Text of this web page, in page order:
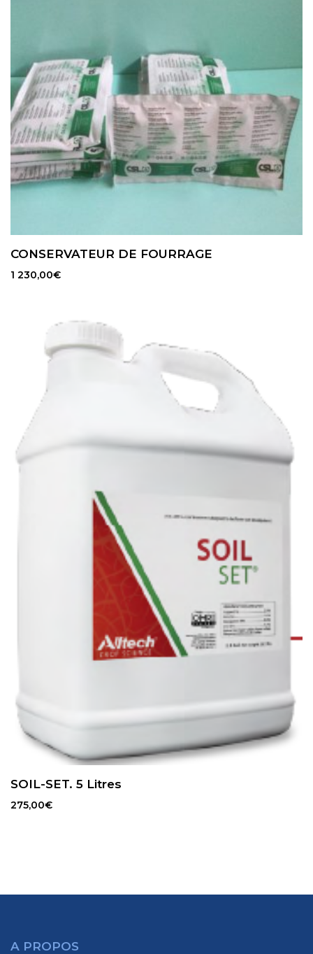
CONSERVATEUR DE FOURRAGE
1 230,00€
SOIL-SET. 5 Litres
275,00€
A PROPOS